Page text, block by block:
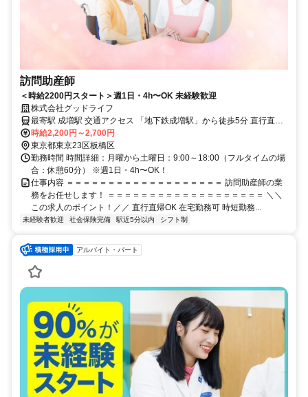
訪問助産師
＜時給2200円スタート＞週1日・4h〜OK 未経験歓迎
株式会社グッドライフ
最寄駅 成増駅 交通アクセス 「地下鉄成増駅」から徒歩5分 直行直帰
OK！
時給2,200円～2,700円
東京都東京23区板橋区
勤務時間 時間詳細：月曜から土曜日：9:00～18:00（フルタイムの場
合：休憩60分） ※週1日・4h〜OK！
仕事内容 ＝＝＝＝＝＝＝＝＝＝＝＝＝＝＝＝＝＝＝ 訪問助産師の業
務をお任せします！ ＝＝＝＝＝＝＝＝＝＝＝＝＝＝＝＝＝＝＝ ＼＼
この求人のポイント！／／ 直行直帰OK 在宅勤務可 時短勤務...
未経験者歓迎 社会保険完備 駅近5分以内 シフト制
アルバイト・パート